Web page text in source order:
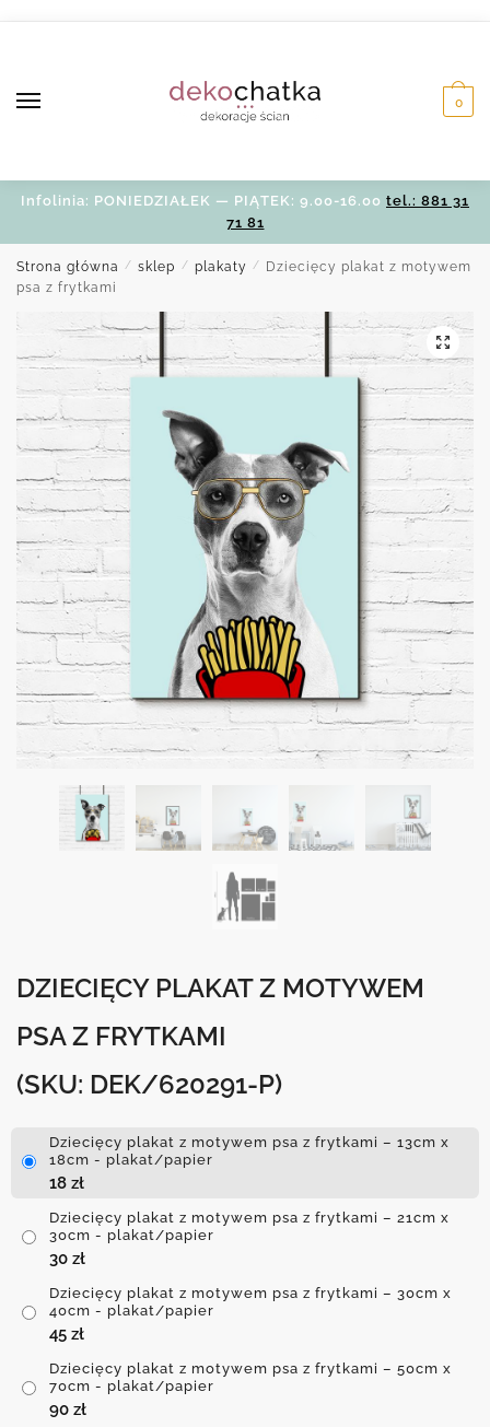
0
Infolinia: PONIEDZIAŁEK — PIĄTEK: 9.00-16.00 tel.: 881 31
71 81
Strona główna / sklep / plakaty /
Dziecięcy plakat z motywem
psa z frytkami
DZIECIĘCY PLAKAT Z MOTYWEM
PSA Z FRYTKAMI
(SKU: DEK/620291-P)
Dziecięcy plakat z motywem psa z frytkami – 13cm x
18cm - plakat/papier
18 zł
Dziecięcy plakat z motywem psa z frytkami – 21cm x
30cm - plakat/papier
30 zł
Dziecięcy plakat z motywem psa z frytkami – 30cm x
40cm - plakat/papier
45 zł
Dziecięcy plakat z motywem psa z frytkami – 50cm x
70cm - plakat/papier
90 zł